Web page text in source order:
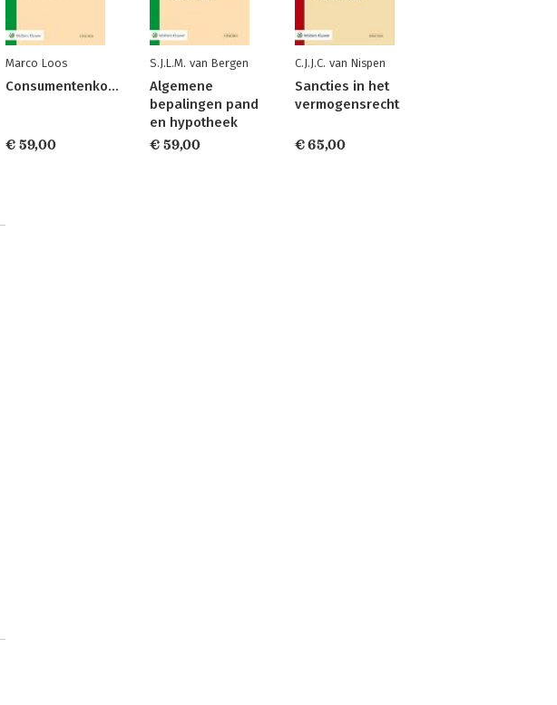
Marco Loos
Consumentenkoop
€ 59,00
S.J.L.M. van Bergen
Algemene
bepalingen pand
en hypotheek
€ 59,00
C.J.J.C. van Nispen
Sancties in het
vermogensrecht
€ 65,00